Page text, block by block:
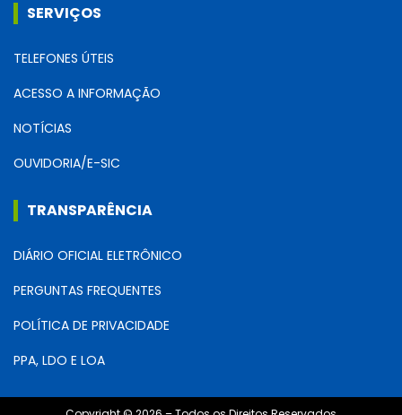
SERVIÇOS
TELEFONES ÚTEIS
ACESSO A INFORMAÇÃO
NOTÍCIAS
OUVIDORIA/E-SIC
TRANSPARÊNCIA
DIÁRIO OFICIAL ELETRÔNICO
PERGUNTAS FREQUENTES
POLÍTICA DE PRIVACIDADE
PPA, LDO E LOA